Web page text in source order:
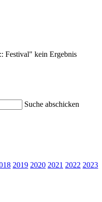
Festival" kein Ergebnis
Suche abschicken
2019 2020 2021 2022 2023